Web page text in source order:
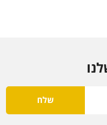
שלח